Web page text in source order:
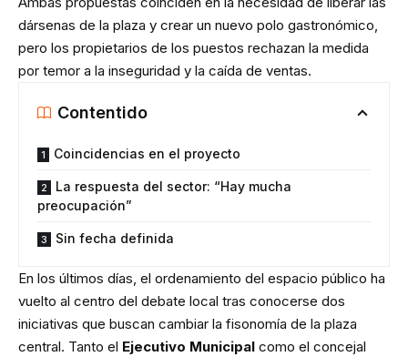
dársenas de la plaza y crear un nuevo polo gastronómico,
pero los propietarios de los puestos rechazan la medida
por temor a la inseguridad y la caída de ventas.
Contentido
Coincidencias en el proyecto
La respuesta del sector: “Hay mucha
preocupación”
Sin fecha definida
En los últimos días, el ordenamiento del espacio público ha
vuelto al centro del debate local tras conocerse dos
iniciativas que buscan cambiar la fisonomía de la plaza
central. Tanto el Ejecutivo Municipal como el concejal